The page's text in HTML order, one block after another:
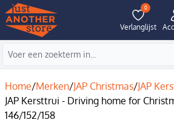
0
Verlanglijst
Home/Merken/JAP Christmas/JAP
JAP Kersttrui - Driving home for
146/152/158